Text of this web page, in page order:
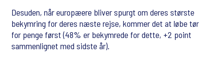
Desuden, når europæere bliver spurgt om deres største
bekymring for deres næste rejse, kommer det at løbe tør
for penge først (48% er bekymrede for dette, +2 point
sammenlignet med sidste år).